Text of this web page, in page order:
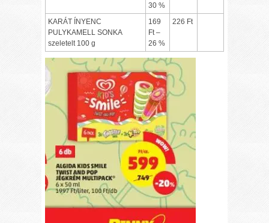
30 %
KARÁT ÍNYENC
PULYKAMELL SONKA
szeletelt 100 g
169
Ft –
26 %
226 Ft